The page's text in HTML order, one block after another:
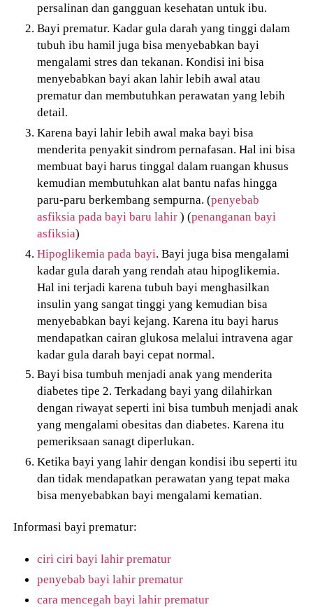
persalinan dan gangguan kesehatan untuk ibu.
Bayi prematur. Kadar gula darah yang tinggi dalam
tubuh ibu hamil juga bisa menyebabkan bayi
mengalami stres dan tekanan. Kondisi ini bisa
menyebabkan bayi akan lahir lebih awal atau
prematur dan membutuhkan perawatan yang lebih
detail.
Karena bayi lahir lebih awal maka bayi bisa
menderita penyakit sindrom pernafasan. Hal ini bisa
membuat bayi harus tinggal dalam ruangan khusus
kemudian membutuhkan alat bantu nafas hingga
paru-paru berkembang sempurna. (penyebab
asfiksia pada bayi baru lahir) (penanganan bayi
asfiksia)
Hipoglikemia pada bayi. Bayi juga bisa mengalami
kadar gula darah yang rendah atau hipoglikemia.
Hal ini terjadi karena tubuh bayi menghasilkan
insulin yang sangat tinggi yang kemudian bisa
menyebabkan bayi kejang. Karena itu bayi harus
mendapatkan cairan glukosa melalui intravena agar
kadar gula darah bayi cepat normal.
Bayi bisa tumbuh menjadi anak yang menderita
diabetes tipe 2. Terkadang bayi yang dilahirkan
dengan riwayat seperti ini bisa tumbuh menjadi anak
yang mengalami obesitas dan diabetes. Karena itu
pemeriksaan sanagt diperlukan.
Ketika bayi yang lahir dengan kondisi ibu seperti itu
dan tidak mendapatkan perawatan yang tepat maka
bisa menyebabkan bayi mengalami kematian.
Informasi bayi prematur:
ciri ciri bayi lahir prematur
penyebab bayi lahir prematur
cara mencegah bayi lahir prematur